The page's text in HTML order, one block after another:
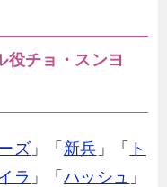
役チョ・スンヨ
ズ 」「 新兵 」「
ト
ラ 」「 ハッシュ 」